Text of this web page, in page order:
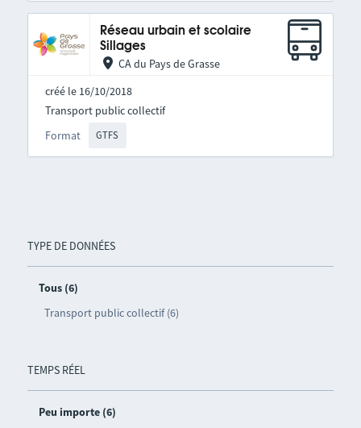
TYPE DE DONNÉES
Tous (6)
Transport public collectif (6)
TEMPS RÉEL
Peu importe (6)
Réseau urbain et scolaire
Sillages
CA du Pays de Grasse
créé le 16/10/2018
Format GTFS
Transport public collectif